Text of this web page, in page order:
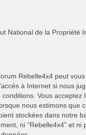
National de la
Rebelle4x4 peut
à Internet si nous
Vous acceptez
nous estimons que
stockées dans notre
ni “Rebelle4x4” et